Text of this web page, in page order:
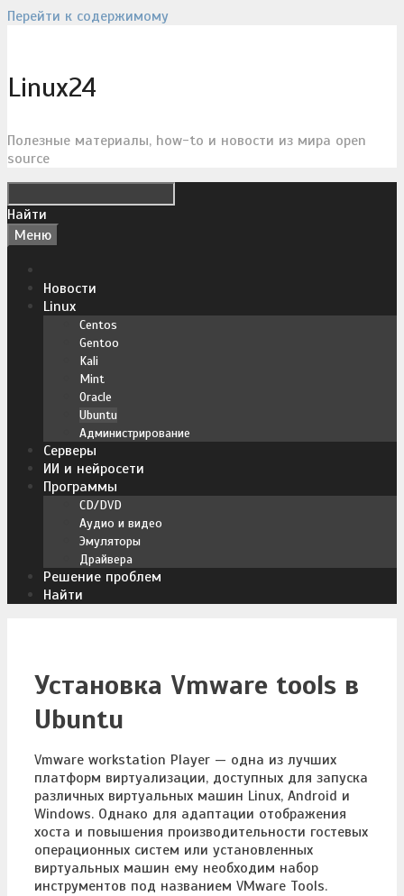
Перейти к содержимому
Linux24
Полезные материалы, how-to и новости из мира open
source
Найти
Меню
Новости
Linux
Centos
Gentoo
Kali
Mint
Oracle
Ubuntu
Администрирование
Серверы
ИИ и нейросети
Программы
CD/DVD
Аудио и видео
Эмуляторы
Драйвера
Решение проблем
Найти
Установка Vmware tools в
Ubuntu
Vmware workstation Player — одна из лучших
платформ виртуализации, доступных для запуска
различных виртуальных машин Linux, Android и
Windows. Однако для адаптации отображения
хоста и повышения производительности гостевых
операционных систем или установленных
виртуальных машин ему необходим набор
инструментов под названием VMware Tools.